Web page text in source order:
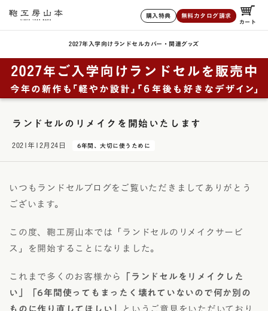
購入特典 無料カタログ請求
カート
2027年入学向けランドセル カバー・関連グッズ
ランドセルのリメイクを開始いたします
2021年12月24日 6年間、大切に使うために
いつもランドセルブログをご覧いただきましてありがとう
ございます。
この度、鞄工房山本では「ランドセルのリメイクサービ
ス」を開始することになりました。
これまで多くのお客様から
「ランドセルをリメイクした
い」「6年間使ってもまったく壊れていないので何か別の
ものに作り直してほしい」
というご意見をいただいており